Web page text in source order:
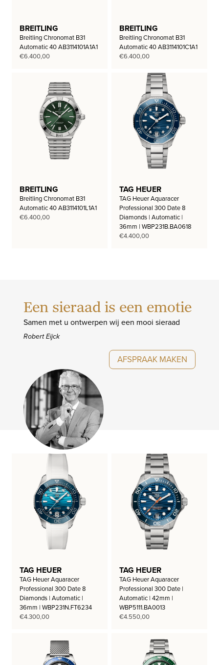
BREITLING
Breitling Chronomat B31
Automatic 40 AB3114101A1A1
€6.400,00
BREITLING
Breitling Chronomat B31
Automatic 40 AB3114101C1A1
€6.400,00
BREITLING
Breitling Chronomat B31
Automatic 40 AB3114101L1A1
€6.400,00
TAG HEUER
TAG Heuer Aquaracer
Professional 300 Date 8
Diamonds | Automatic |
36mm | WBP231B.BA0618
€4.400,00
Een sieraad is een emotie
Samen met u ontwerpen wij een mooi sieraad
Robert Eijck
AFSPRAAK MAKEN
TAG HEUER
TAG Heuer Aquaracer
Professional 300 Date 8
Diamonds | Automatic |
36mm | WBP231N.FT6234
€4.300,00
TAG HEUER
TAG Heuer Aquaracer
Professional 300 Date |
Automatic | 42mm |
WBP5111.BA0013
€4.550,00